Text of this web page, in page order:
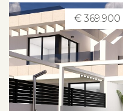
€ 369.900